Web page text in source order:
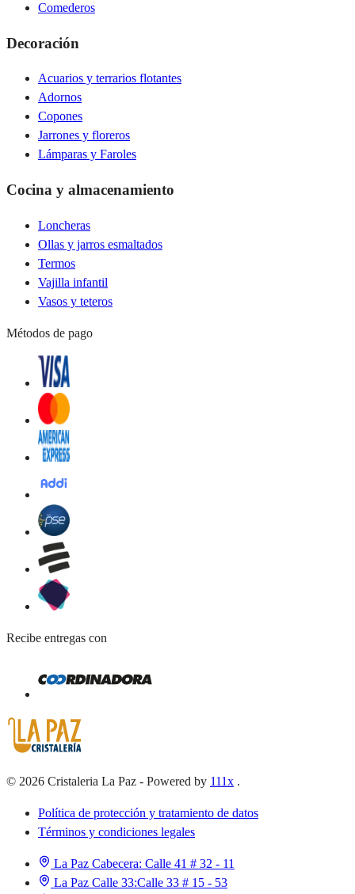
Comederos
Decoración
Acuarios y terrarios flotantes
Adornos
Copones
Jarrones y floreros
Lámparas y Faroles
Cocina y almacenamiento
Loncheras
Ollas y jarros esmaltados
Termos
Vajilla infantil
Vasos y teteros
Métodos de pago
Recibe entregas con
© 2026 Cristaleria La Paz - Powered by 111x .
Política de protección y tratamiento de datos
Términos y condiciones legales
La Paz Cabecera: Calle 41 # 32 - 11
La Paz Calle 33:Calle 33 # 15 - 53